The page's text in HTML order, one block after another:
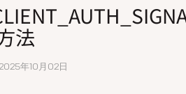
ョ
法
年10月02日